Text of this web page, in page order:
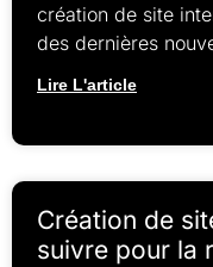
création de site
des dernières
Lire L'article
Création de
suivre pour la